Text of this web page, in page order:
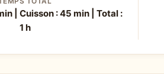
| Cuisson : 45 min | Total :
1 h